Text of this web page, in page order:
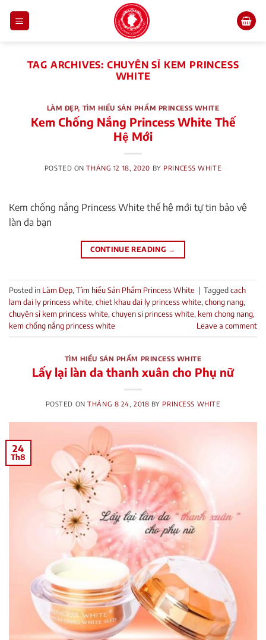
TAG ARCHIVES: CHUYÊN SỈ KEM PRINCESS
WHITE
LÀM ĐẸP, TÌM HIỂU SẢN PHẨM PRINCESS WHITE
Kem Chống Nắng Princess White Thế
Hệ Mới
POSTED ONTHÁNG 12 18, 2020 BY PRINCESS WHITE
Kem chống nắng Princess White thế hệ mới tự tin bảo vệ
làn da bạn
CONTINUE READING →
Posted in Làm Đẹp, Tìm hiểu Sản Phẩm Princess White | Taggedcach
lam dai ly princess white, chiet khau dai ly princess white, chong nang,
chuyên sỉ kem princess white, chuyen si princess white, kem chong nang,
kem chống nắng princess white
Leave a comment
TÌM HIỂU SẢN PHẨM PRINCESS WHITE
Lấy lại làn da thanh xuân cho Phụ nữ
POSTED ONTHÁNG 8 24, 2018 BY PRINCESS WHITE
24
Th8